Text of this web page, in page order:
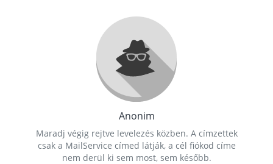
Anonim
Maradj végig rejtve levelezés közben. A címzettek
csak a MailService címed látják, a cél fiókod címe
nem derül ki sem most, sem később.